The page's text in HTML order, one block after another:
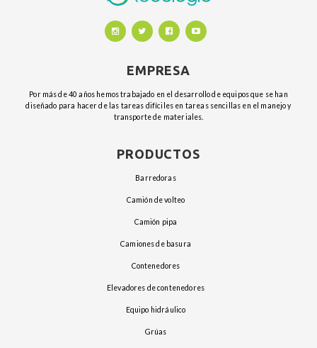
EMPRESA
Por más de 40 años hemos trabajado en el desarrollo de equipos que se han
diseñado para hacer de las tareas difíciles en tareas sencillas en el manejo y
transporte de materiales.
PRODUCTOS
barredoras
camión de volteo
camión pipa
camiones de basura
contenedores
elevadores de contenedores
equipo hidráulico
grúas